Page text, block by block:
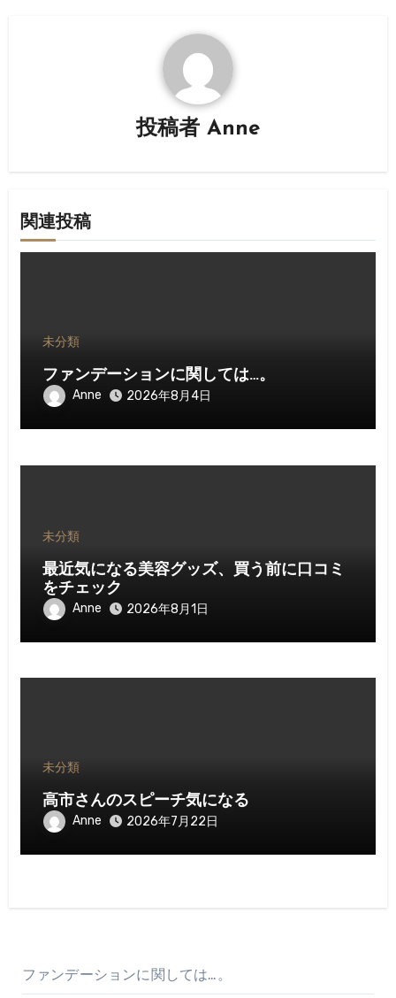
投稿者 Anne
関連投稿
未分類
ファンデーションに関しては…。
Anne 2026年8月4日
未分類
最近気になる美容グッズ、買う前に口コミ
をチェック
Anne 2026年8月1日
未分類
高市さんのスピーチ気になる
Anne 2026年7月22日
ファンデーションに関しては…。